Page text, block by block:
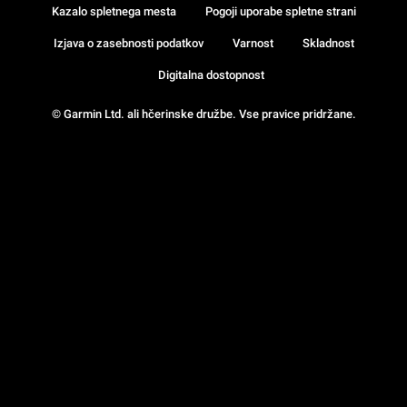
© Garmin Ltd. ali hčerinske družbe. Vse pravice pridržane.
Kazalo spletnega mesta Pogoji uporabe spletne strani
Izjava o zasebnosti podatkov Varnost Skladnost
Digitalna dostopnost